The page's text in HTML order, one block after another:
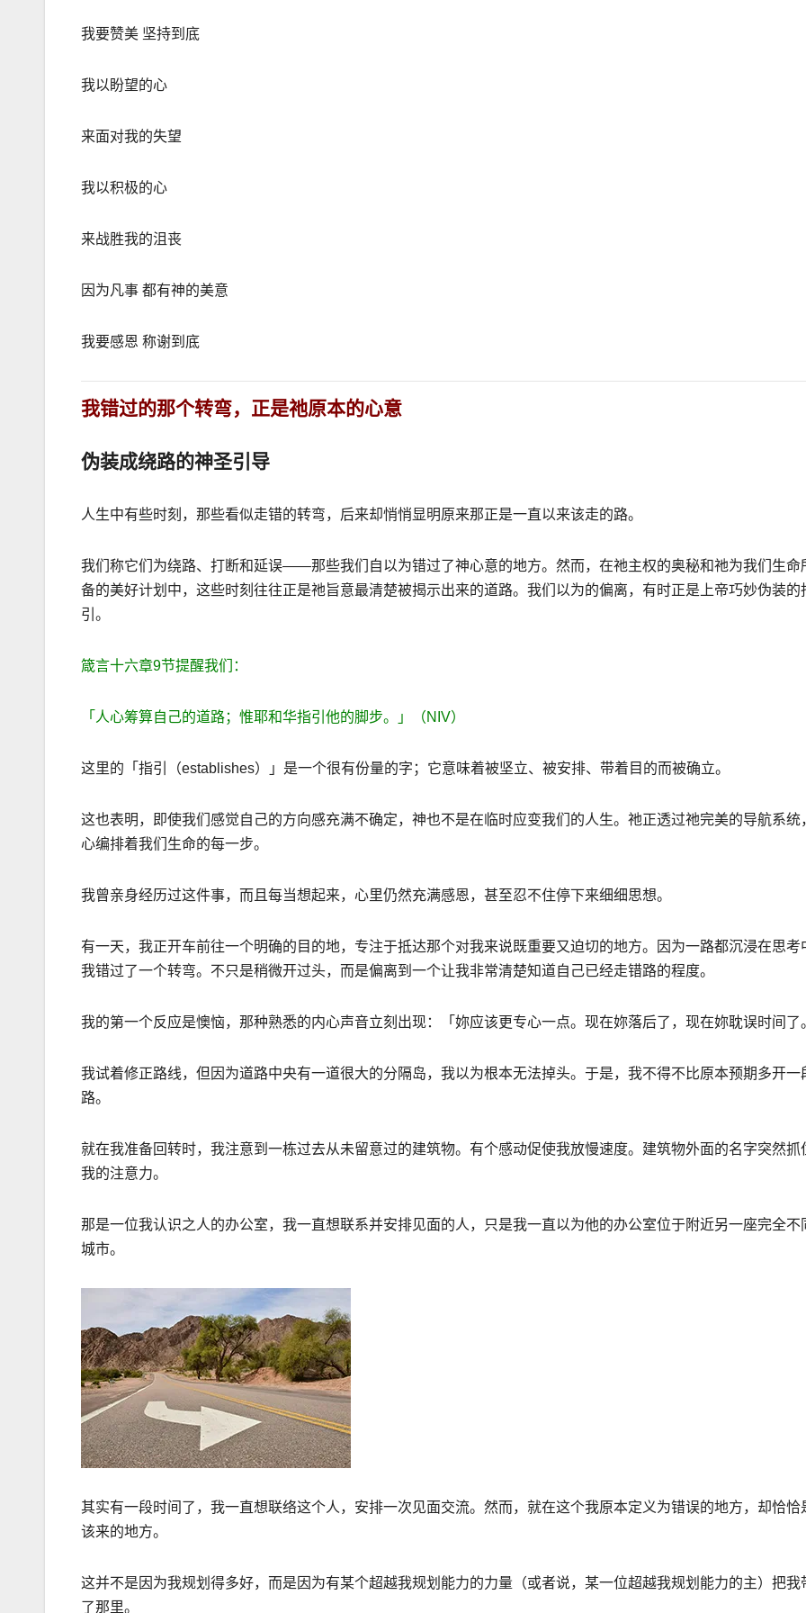
我要赞美 坚持到底
我以盼望的心
来面对我的失望
我以积极的心
来战胜我的沮丧
因为凡事 都有神的美意
我要感恩 称谢到底
我错过的那个转弯，正是祂原本的心意
伪装成绕路的神圣引导
人生中有些时刻，那些看似走错的转弯，后来却悄悄显明原来那正是一直以来该走的路。
我们称它们为绕路、打断和延误——那些我们自以为错过了神心意的地方。然而，在祂主权的奥秘和祂为我们生命
备的美好计划中，这些时刻往往正是祂旨意最清楚被揭示出来的道路。我们以为的偏离，有时正是上帝巧妙伪装的
引。
箴言十六章9节提醒我们：
「人心筹算自己的道路；惟耶和华指引他的脚步。」（NIV）
这里的「指引（establishes）」是一个很有份量的字；它意味着被坚立、被安排、带着目的而被确立。
这也表明，即使我们感觉自己的方向感充满不确定，神也不是在临时应变我们的人生。祂正透过祂完美的导航系统
心编排着我们生命的每一步。
我曾亲身经历过这件事，而且每当想起来，心里仍然充满感恩，甚至忍不住停下来细细思想。
有一天，我正开车前往一个明确的目的地，专注于抵达那个对我来说既重要又迫切的地方。因为一路都沉浸在思考
我错过了一个转弯。不只是稍微开过头，而是偏离到一个让我非常清楚知道自己已经走错路的程度。
我的第一个反应是懊恼，那种熟悉的内心声音立刻出现：「妳应该更专心一点。现在妳落后了，现在妳耽误时间了
我试着修正路线，但因为道路中央有一道很大的分隔岛，我以为根本无法掉头。于是，我不得不比原本预期多开一
路。
就在我准备回转时，我注意到一栋过去从未留意过的建筑物。有个感动促使我放慢速度。建筑物外面的名字突然抓
我的注意力。
那是一位我认识之人的办公室，我一直想联系并安排见面的人，只是我一直以为他的办公室位于附近另一座完全不
城市。
其实有一段时间了，我一直想联络这个人，安排一次见面交流。然而，就在这个我原本定义为错误的地方，却恰恰
该来的地方。
这并不是因为我规划得多好，而是因为有某个超越我规划能力的力量（或者说，某一位超越我规划能力的主）把我
了那里。